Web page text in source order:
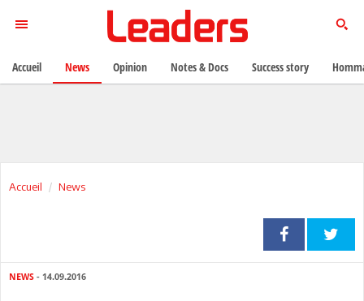
Accueil News
NEWS - 14.09.2016
Accueil News Opinion Notes & Docs Success story